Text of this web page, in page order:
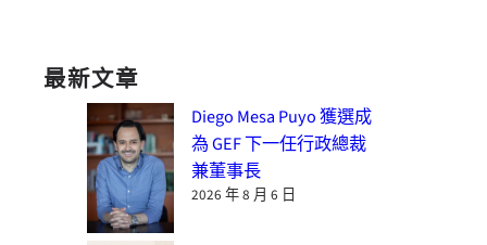
最新文章
Diego Mesa Puyo 獲選成
為 GEF 下一任行政總裁
兼董事長
2026 年 8 月 6 日